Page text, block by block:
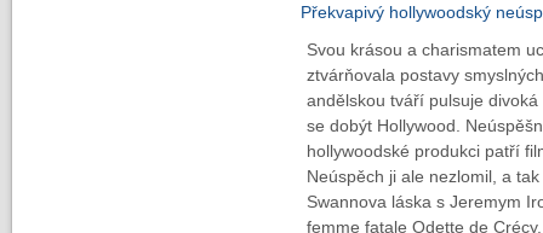
Překvapivý hollywoodský
Svou krásou a charismatem
ztvárňovala postavy
andělskou tváří pulsuje
se dobýt Hollywood.
hollywoodské produkci patří
Neúspěch ji ale nezlomil, a
Swannova láska s Jeremym
femme fatale Odette de